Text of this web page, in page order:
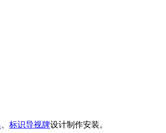
标识导视牌设计制作安装。